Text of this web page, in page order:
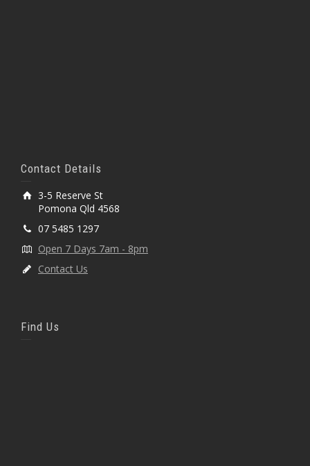
Contact Details
3-5 Reserve St
Pomona Qld 4568
07 5485 1297
Open 7 Days 7am - 8pm
Contact Us
Find Us